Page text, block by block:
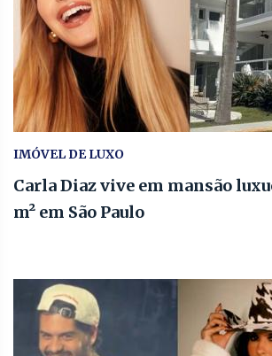
IMÓVEL DE LUXO
Carla Diaz vive em mansão
m² em São Paulo